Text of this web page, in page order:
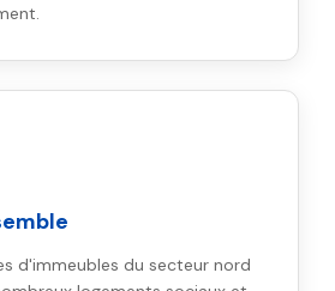
d'immeubles du secteur nord